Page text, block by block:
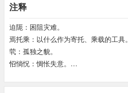
注释
迫阨：困阻灾难。
焉托乘：以什么作为寄托、乘载的工具。
茕：孤独之貌。
怊惝怳：惆怅失意。
儵忽：同倏忽，一会儿。